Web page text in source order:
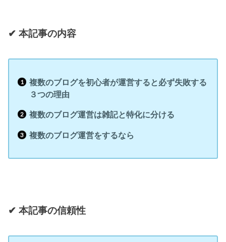
✔︎ 本記事の内容
複数のブログを初心者が運営すると必ず失敗する
３つの理由
複数のブログ運営は雑記と特化に分ける
複数のブログ運営をするなら
✔︎ 本記事の信頼性